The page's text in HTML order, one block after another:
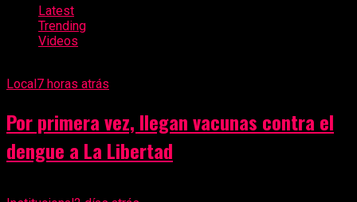
Latest
Trending
Videos
Local7 horas atrás
Por primera vez, llegan vacunas contra el
dengue a La Libertad